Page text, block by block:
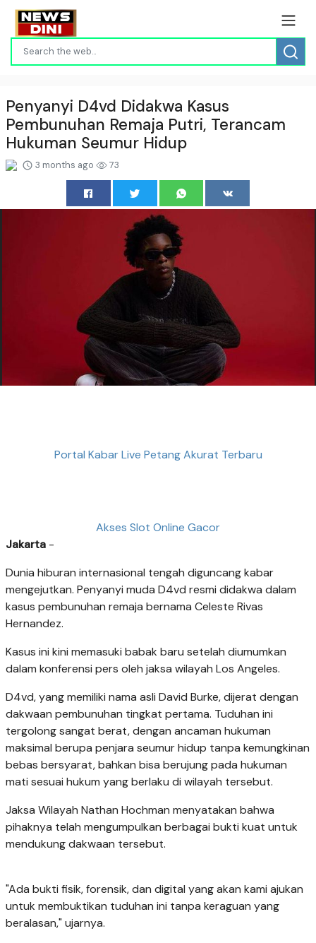
Penyanyi D4vd Didakwa Kasus
Pembunuhan Remaja Putri, Terancam
Hukuman Seumur Hidup
3 months ago 73
Portal Kabar Live Petang Akurat Terbaru
Akses Slot Online Gacor
Jakarta -
Dunia hiburan internasional tengah diguncang kabar
mengejutkan. Penyanyi muda D4vd resmi didakwa dalam
kasus pembunuhan remaja bernama Celeste Rivas
Hernandez.
Kasus ini kini memasuki babak baru setelah diumumkan
dalam konferensi pers oleh jaksa wilayah Los Angeles.
D4vd, yang memiliki nama asli David Burke, dijerat dengan
dakwaan pembunuhan tingkat pertama. Tuduhan ini
tergolong sangat berat, dengan ancaman hukuman
maksimal berupa penjara seumur hidup tanpa kemungkinan
bebas bersyarat, bahkan bisa berujung pada hukuman
mati sesuai hukum yang berlaku di wilayah tersebut.
Jaksa Wilayah Nathan Hochman menyatakan bahwa
pihaknya telah mengumpulkan berbagai bukti kuat untuk
mendukung dakwaan tersebut.
"Ada bukti fisik, forensik, dan digital yang akan kami ajukan
untuk membuktikan tuduhan ini tanpa keraguan yang
beralasan," ujarnya.